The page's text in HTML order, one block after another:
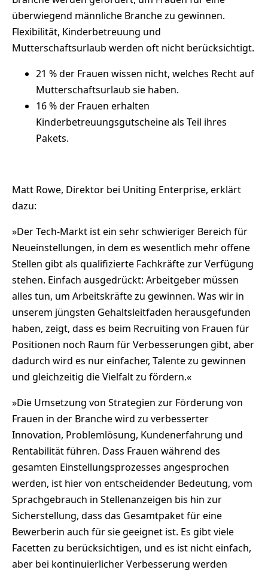
überwiegend männliche Branche zu gewinnen.
Flexibilität, Kinderbetreuung und
Mutterschaftsurlaub werden oft nicht berücksichtigt.
21 % der Frauen wissen nicht, welches Recht auf
Mutterschaftsurlaub sie haben.
16 % der Frauen erhalten
Kinderbetreuungsgutscheine als Teil ihres
Pakets.
Matt Rowe, Direktor bei Uniting Enterprise, erklärt
dazu:
»Der Tech-Markt ist ein sehr schwieriger Bereich für
Neueinstellungen, in dem es wesentlich mehr offene
Stellen gibt als qualifizierte Fachkräfte zur Verfügung
stehen. Einfach ausgedrückt: Arbeitgeber müssen
alles tun, um Arbeitskräfte zu gewinnen. Was wir in
unserem jüngsten Gehaltsleitfaden herausgefunden
haben, zeigt, dass es beim Recruiting von Frauen für
Positionen noch Raum für Verbesserungen gibt, aber
dadurch wird es nur einfacher, Talente zu gewinnen
und gleichzeitig die Vielfalt zu fördern.«
»Die Umsetzung von Strategien zur Förderung von
Frauen in der Branche wird zu verbesserter
Innovation, Problemlösung, Kundenerfahrung und
Rentabilität führen. Dass Frauen während des
gesamten Einstellungsprozesses angesprochen
werden, ist hier von entscheidender Bedeutung, vom
Sprachgebrauch in Stellenanzeigen bis hin zur
Sicherstellung, dass das Gesamtpaket für eine
Bewerberin auch für sie geeignet ist. Es gibt viele
Facetten zu berücksichtigen, und es ist nicht einfach,
aber bei kontinuierlicher Verbesserung werden